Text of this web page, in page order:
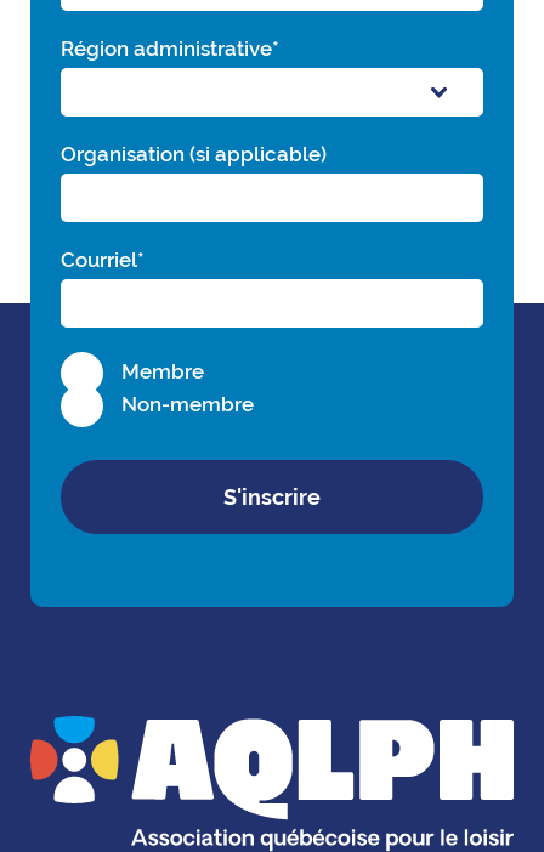
Région administrative*
Organisation (si applicable)
Courriel*
Membre
Non-membre
S'inscrire